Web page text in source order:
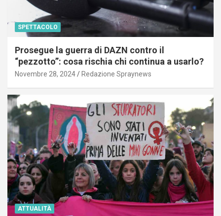
SPETTACOLO
Prosegue la guerra di DAZN contro il
“pezzotto”: cosa rischia chi continua a usarlo?
Novembre 28, 2024 Redazione Spraynews
ATTUALITÀ